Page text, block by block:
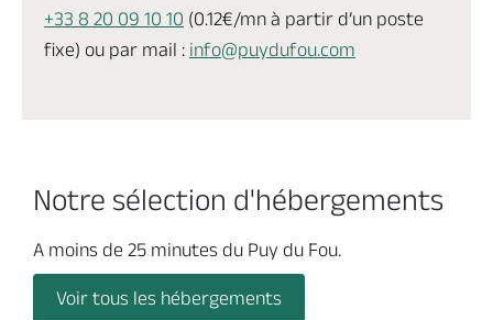
+33 8 20 09 10 10 (0.12€/mn à partir d’un poste
fixe) ou par mail : info@puydufou.com
Notre sélection d'hébergements
A moins de 25 minutes du Puy du Fou.
Voir tous les hébergements